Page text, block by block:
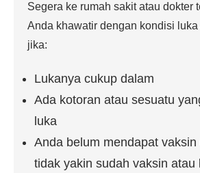
Segera ke rumah sakit atau dokter
Anda khawatir dengan kondisi luka
jika:
Lukanya cukup dalam
Ada kotoran atau sesuatu
luka
Anda belum mendapat
tidak yakin sudah vaksin atau